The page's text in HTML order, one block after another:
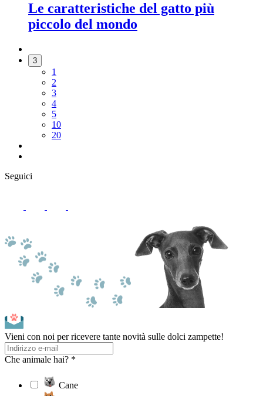
Le caratteristiche del gatto più
piccolo del mondo
3
1
2
3
4
5
10
20
Seguici
Vieni con noi per ricevere tante novità sulle dolci zampette!
Che animale hai? *
Cane